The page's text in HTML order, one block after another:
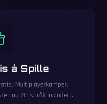
å Spille
Multiplayerkamper,
og 20 språk inkludert.